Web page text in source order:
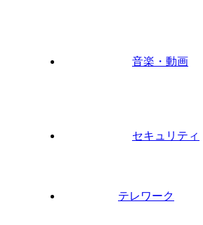
音楽・動画
セキュリティ
テレワーク